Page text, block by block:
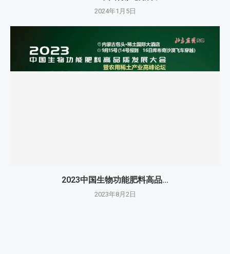
2024年1月5日
2023中国生物功能肥料高品...
2023年8月2日